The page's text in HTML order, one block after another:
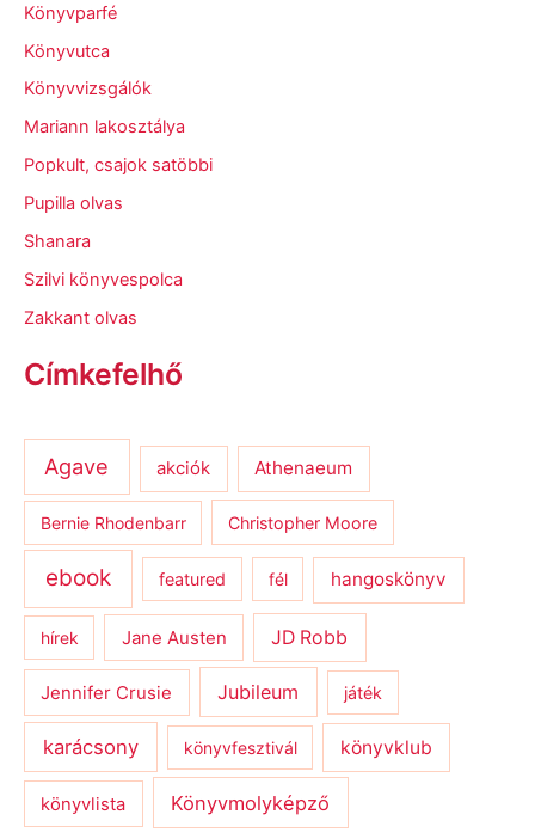
Könyvparfé
Könyvutca
Könyvvizsgálók
Mariann lakosztálya
Popkult, csajok satöbbi
Pupilla olvas
Shanara
Szilvi könyvespolca
Zakkant olvas
Címkefelhő
Agave akciók Athenaeum
Bernie Rhodenbarr Christopher Moore
ebook featured fél hangoskönyv
hírek Jane Austen JD Robb
Jennifer Crusie Jubileum játék
karácsony könyvfesztivál könyvklub
könyvlista Könyvmolyképző